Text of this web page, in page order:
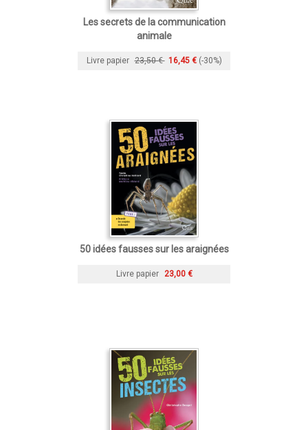
Les secrets de la communication
animale
Livre papier 23,50 € 16,45 € (-30%)
50 idées fausses sur les araignées
Livre papier 23,00 €